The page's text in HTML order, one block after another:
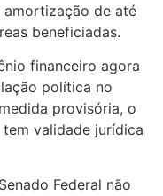
de até
beneficiadas.
financeiro agora
política no
provisória, o
validade jurídica
Federal não